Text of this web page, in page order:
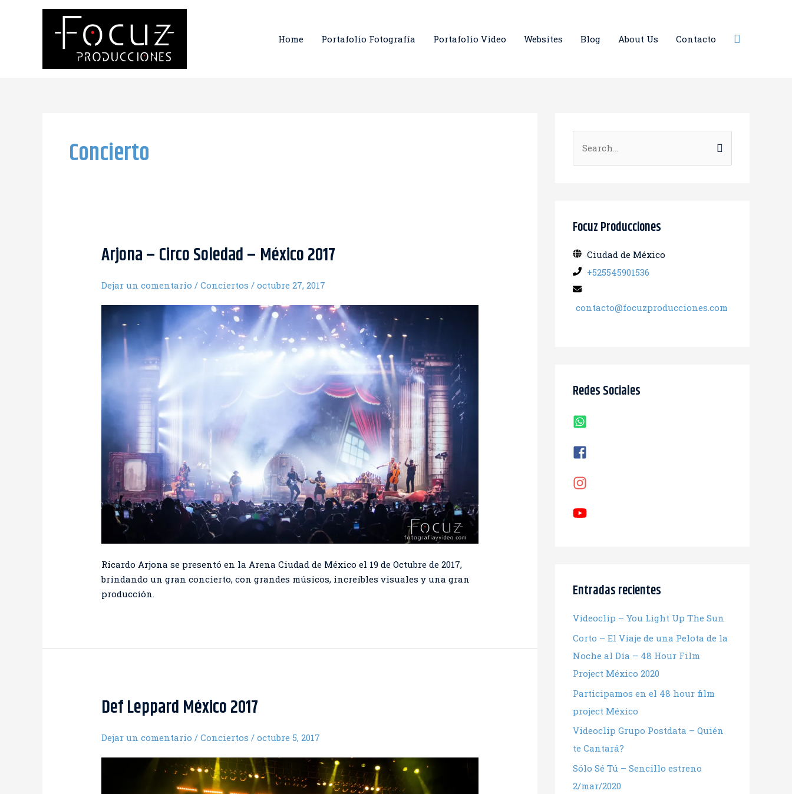
Home Portafolio Fotografía Portafolio Video Websites Blog About Us Contacto Buscar
Concierto
Arjona – Circo Soledad – México 2017
Dejar un comentario /Conciertos /octubre 27, 2017
Ricardo Arjona se presentó en la Arena Ciudad de México el 19 de Octubre de 2017,
brindando un gran concierto, con grandes músicos, increíbles visuales y una gran
producción.
Def Leppard México 2017
Dejar un comentario /Conciertos /octubre 5, 2017
u
a
:
Focuz Producciones
Ciudad de México
+525545901536
contacto@focuzproducciones.com
Redes Sociales
Entradas recientes
Videoclip – You Light Up The Sun
Corto – El Viaje de una Pelota de la
Noche al Día – 48 Hour Film
Project México 2020
Participamos en el 48 hour film
project México
Videoclip Grupo Postdata – Quién
te Cantará?
Sólo Sé Tú – Sencillo estreno
2/mar/2020